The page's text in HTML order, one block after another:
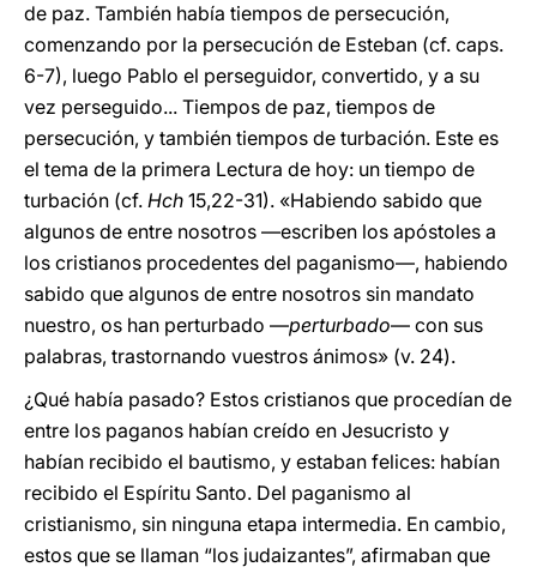
de paz. También había tiempos de persecución,
comenzando por la persecución de Esteban (cf. caps.
6-7), luego Pablo el perseguidor, convertido, y a su
vez perseguido... Tiempos de paz, tiempos de
persecución, y también tiempos de turbación. Este es
el tema de la primera Lectura de hoy: un tiempo de
turbación (cf. Hch 15,22-31). «Habiendo sabido que
algunos de entre nosotros —escriben los apóstoles a
los cristianos procedentes del paganismo—, habiendo
sabido que algunos de entre nosotros sin mandato
nuestro, os han perturbado —perturbado— con sus
palabras, trastornando vuestros ánimos» (v. 24).
¿Qué había pasado? Estos cristianos que procedían de
entre los paganos habían creído en Jesucristo y
habían recibido el bautismo, y estaban felices: habían
recibido el Espíritu Santo. Del paganismo al
cristianismo, sin ninguna etapa intermedia. En cambio,
estos que se llaman “los judaizantes”, afirmaban que